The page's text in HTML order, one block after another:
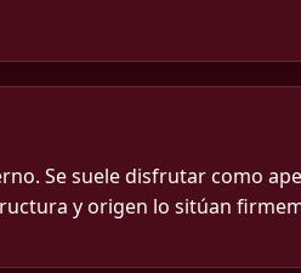
Se suele disfrutar como
y origen lo sitúan